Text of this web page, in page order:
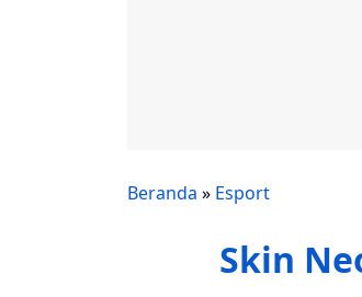
Beranda » Esport
Skin